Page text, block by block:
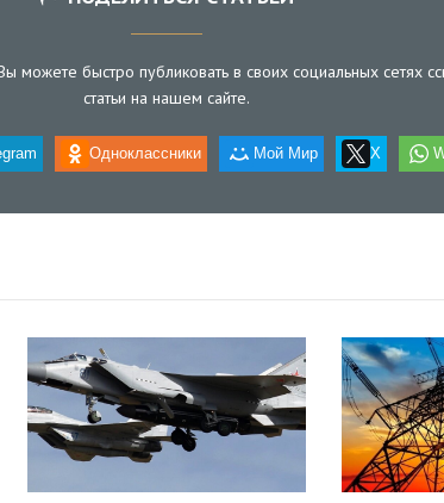
можете быстро публиковать в своих социальных сетях
статьи на нашем сайте.
Одноклассники Мой Мир X